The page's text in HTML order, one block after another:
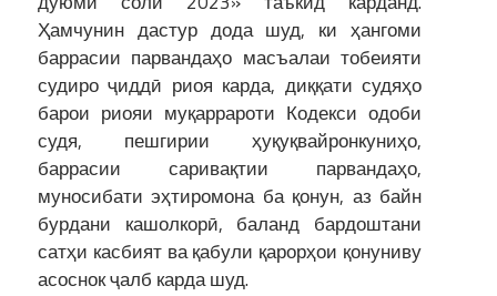
Ҳамчунин дастур дода шуд, ки ҳангоми
баррасии парвандаҳо масъалаи тобеияти
судиро ҷиддӣ риоя карда, диққати судяҳо
барои риояи муқаррароти Кодекси одоби
судя, пешгирии ҳуқуқвайронкуниҳо,
баррасии саривақтии парвандаҳо,
муносибати эҳтиромона ба қонун, аз байн
бурдани кашолкорӣ, баланд бардоштани
сатҳи касбият ва қабули қарорҳои қонуниву
асоснок ҷалб карда шуд.